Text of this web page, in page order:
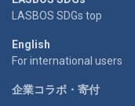
LASBOS SDGs top
English
For international users
企業コラボ・寄付